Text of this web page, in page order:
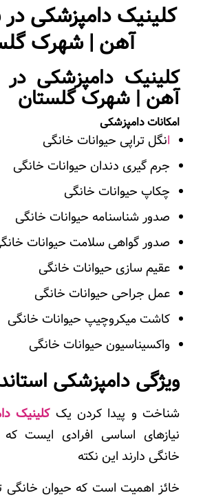
کلینیک دامپزشکی
آهن | شهرک
کلینیک دامپزشکی
آهن | شهرک گلستان
امکانات دامپزشکی
انگل تراپی حیوانات خانگی
جرم گیری دندان حیوانات خانگی
چکاپ حیوانات خانگی
صدور شناسنامه حیوانات خانگی
صدور گواهی سلامت حیوانات
عقیم سازی حیوانات خانگی
عمل جراحی حیوانات خانگی
کاشت میکروچیپ حیوانات خانگی
واکسیناسیون حیوانات خانگی
ویژگی دامپزشکی
شناخت و پیدا کردن یککلینیک
نیازهای اساسی افرادی ایست
خانگی دارند این نکته
خائز اهمیت است که حیوان